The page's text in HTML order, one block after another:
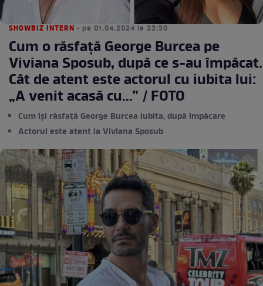
SHOWBIZ INTERN • pe 01.04.2024 la 23:50
Cum o răsfață George Burcea pe
Viviana Sposub, după ce s-au împăcat.
Cât de atent este actorul cu iubita lui:
„A venit acasă cu...” / FOTO
Cum își răsfață George Burcea iubita, după împăcare
Actorul este atent la Viviana Sposub